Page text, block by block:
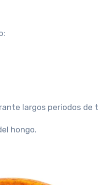
largos periodos de
hongo.